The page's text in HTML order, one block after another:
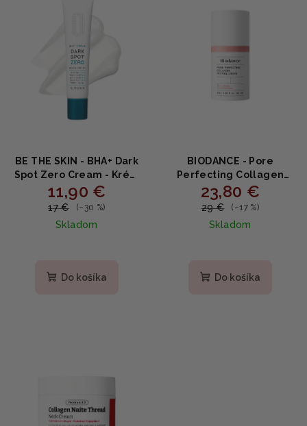
BE THE SKIN - BHA+ Dark
Spot Zero Cream - Krém
proti tmavým škvrnám s
BHA, niacínamidom a
kyselinou tranexamovou
35g
11,90 €
17 € (–30 %)
Skladom
Do košíka
BIODANCE - Pore
Perfecting Collagen
Peptide Cream -
Spevňujúci krém na
zjemnenie pórov s
kolagénom a peptidmi
23,80 €
29 € (–17 %)
Skladom
produktu
Do košíka